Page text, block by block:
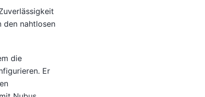
den nahtlosen
die
Er